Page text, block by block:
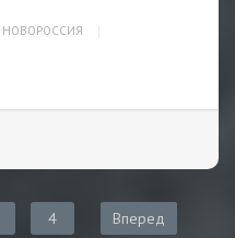
НОВОРОССИЯ
4 Вперед